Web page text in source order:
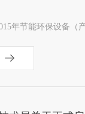
年节能环保设备（